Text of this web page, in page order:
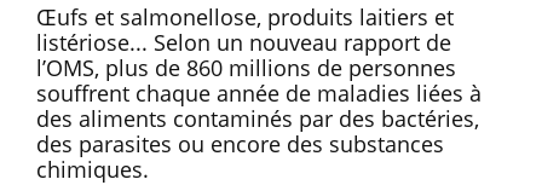
Œufs et salmonellose, produits laitiers et
listériose... Selon un nouveau rapport de
l’OMS, plus de 860 millions de personnes
souffrent chaque année de maladies liées à
des aliments contaminés par des bactéries,
des parasites ou encore des substances
chimiques.